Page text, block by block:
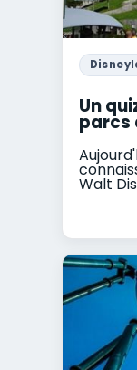
Un
Walt